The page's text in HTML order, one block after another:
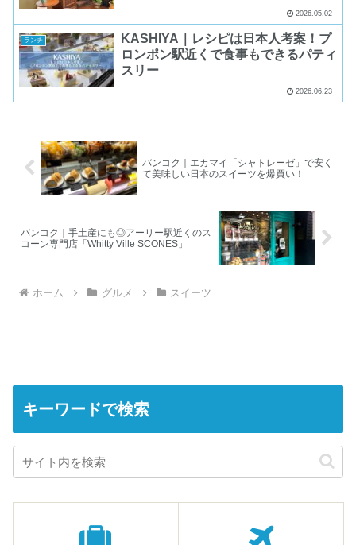
2026.05.02
ランチ
KASHIYA｜レシピは日本人考案！プ
ロンポン駅近くで食事もできるパティ
スリー
2026.06.23
バンコク｜エカマイ「シャトレーゼ」で安く
て美味しい日本のスイーツを爆買い！
バンコク｜手土産にも◎アーリー駅近くのス
コーン専門店「Whitty Ville SCONES」
ホーム グルメ スイーツ
キーワードで検索